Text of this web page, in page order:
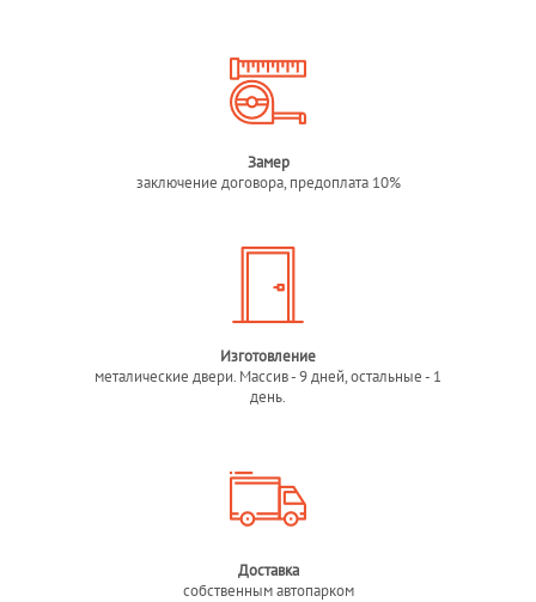
Замер
заключение договора, предоплата 10%
Изготовление
металические двери. Массив - 9 дней, остальные - 1
день.
Доставка
собственным автопарком